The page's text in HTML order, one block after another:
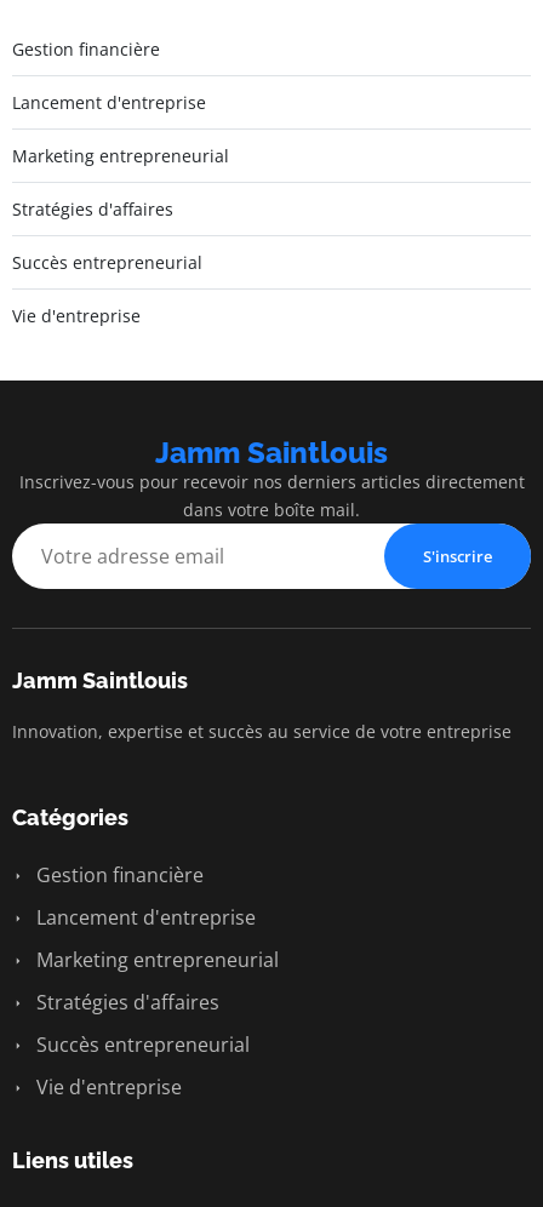
Gestion financière
Lancement d'entreprise
Marketing entrepreneurial
Stratégies d'affaires
Succès entrepreneurial
Vie d'entreprise
Jamm Saintlouis
Inscrivez-vous pour recevoir nos derniers articles directement
dans votre boîte mail.
S'inscrire
Jamm Saintlouis
Innovation, expertise et succès au service de votre entreprise
Catégories
Gestion financière
Lancement d'entreprise
Marketing entrepreneurial
Stratégies d'affaires
Succès entrepreneurial
Vie d'entreprise
Liens utiles